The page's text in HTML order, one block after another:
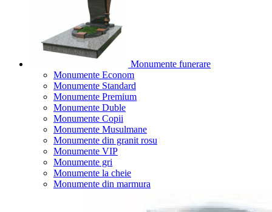
Monumente funerare
Monumente Econom
Monumente Standard
Monumente Premium
Monumente Duble
Monumente Copii
Monumente Musulmane
Monumente din granit rosu
Monumente VIP
Monumente gri
Monumente la cheie
Monumente din marmura